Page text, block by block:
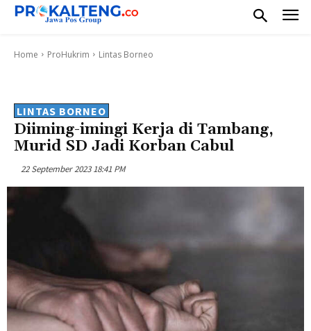
Home ProHukrim Lintas Borneo
LINTAS BORNEO
Diiming-imingi Kerja di Tambang,
Murid SD Jadi Korban Cabul
22 September 2023 18:41 PM